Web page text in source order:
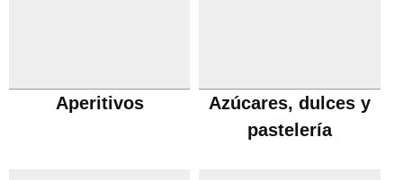
Aperitivos
Azúcares, dulces y
pastelería